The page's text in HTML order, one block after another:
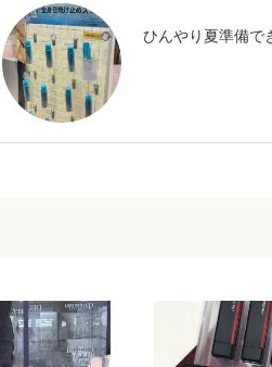
ひんやり夏準備で